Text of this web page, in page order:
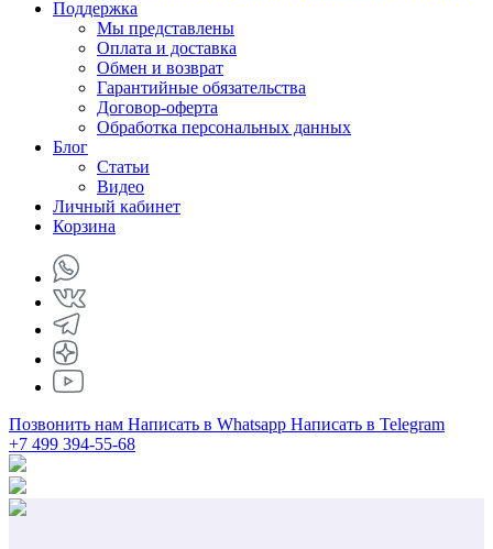
Поддержка
Мы представлены
Оплата и доставка
Обмен и возврат
Гарантийные обязательства
Договор-оферта
Обработка персональных данных
Блог
Статьи
Видео
Личный кабинет
Корзина
Позвонить нам Написать в Whatsapp Написать в Telegram
+7 499 394-55-68